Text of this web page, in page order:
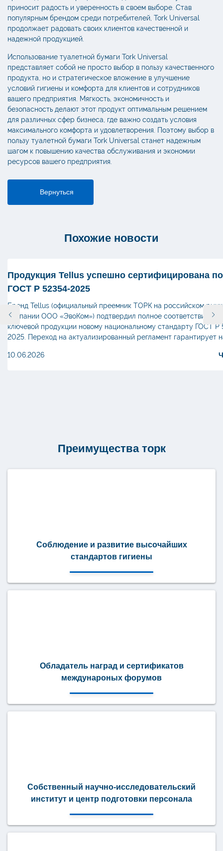
приносит радость и уверенность в своем выборе. Став
популярным брендом среди потребителей, Tork Universal
продолжает радовать своих клиентов качественной и
надежной продукцией.
Использование туалетной бумаги Tork Universal
представляет собой не просто выбор в пользу качественного
продукта, но и стратегическое вложение в улучшение
условий гигиены и комфорта для клиентов и сотрудников
вашего предприятия. Мягкость, экономичность и
безопасность делают этот продукт оптимальным решением
для различных сфер бизнеса, где важно создать условия
максимального комфорта и удовлетворения. Поэтому выбор в
пользу туалетной бумаги Tork Universal станет надежным
шагом к повышению качества обслуживания и экономии
ресурсов вашего предприятия.
Вернуться
Похожие новости
Продукция Tellus успешно сертифицирована
ГОСТ Р 52354-2025
Бренд Tellus (официальный преемник ТОРК на российском
компании ООО «ЭвоКом») подтвердил полное соответствие
ключевой продукции новому национальному стандарту ГОСТ Р
2025. Переход на актуализированный регламент гарантирует
изделий и строгую гигиеническую безопасность. Новый
10.06.2026
Преимущества торк
Соблюдение и развитие высочайших
стандартов гигиены
Обладатель наград и сертификатов
междунароных форумов
Собственный научно-исследовательский
институт и центр подготовки персонала